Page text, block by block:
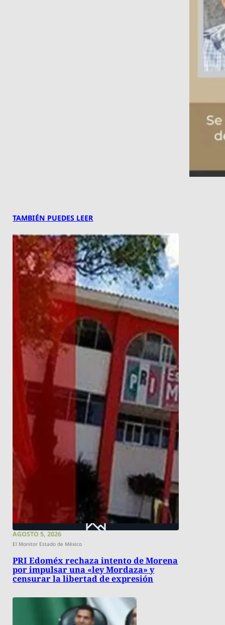
TAMBIÉN PUEDES LEER
AGOSTO 5, 2026
El Monitor Estado de México
PRI Edoméx rechaza intento de Morena
por impulsar una «ley Mordaza» y
censurar la libertad de expresión